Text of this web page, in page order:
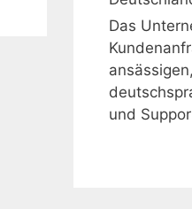
Das
ansässigen,
und